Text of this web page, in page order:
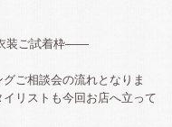
装ご試着枠——
ご相談会の流れとなりま
リストも今回お店へ立って